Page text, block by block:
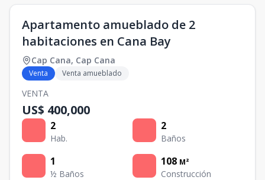
Apartamento amueblado de 2
habitaciones en Cana Bay
Cap Cana, Cap Cana
Venta Venta amueblado
VENTA
US$ 400,000
2
Hab.
2
Baños
1
½ Baños
108 M²
Construcción